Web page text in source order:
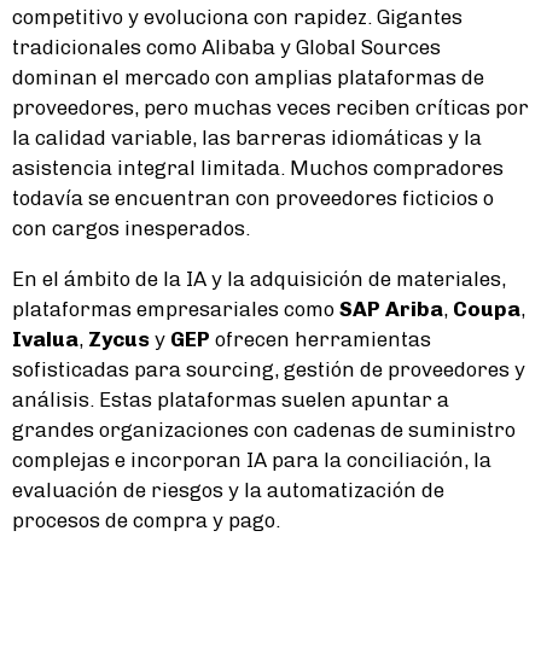
competitivo y evoluciona con rapidez. Gigantes
tradicionales como Alibaba y Global Sources
dominan el mercado con amplias plataformas de
proveedores, pero muchas veces reciben críticas por
la calidad variable, las barreras idiomáticas y la
asistencia integral limitada. Muchos compradores
todavía se encuentran con proveedores ficticios o
con cargos inesperados.
En el ámbito de la IA y la adquisición de materiales,
plataformas empresariales como SAP Ariba, Coupa,
Ivalua, Zycus y GEP ofrecen herramientas
sofisticadas para sourcing, gestión de proveedores y
análisis. Estas plataformas suelen apuntar a
grandes organizaciones con cadenas de suministro
complejas e incorporan IA para la conciliación, la
evaluación de riesgos y la automatización de
procesos de compra y pago.